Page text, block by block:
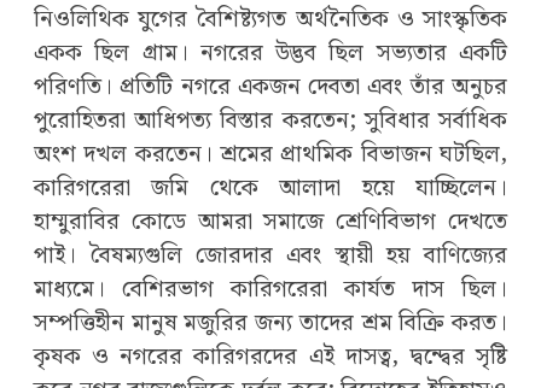
নিওলিথিক যুগের বৈশিষ্ট্যগত অর্থনৈতিক ও সাংস্কৃতিক
একক ছিল গ্রাম। নগরের উদ্ভব ছিল সভ্যতার একটি
পরিণতি। প্রতিটি নগরে একজন দেবতা এবং তাঁর অনুচর
পুরোহিতরা আধিপত্য বিস্তার করতেন; সুবিধার সর্বাধিক
অংশ দখল করতেন। শ্রমের প্রাথমিক বিভাজন ঘটছিল,
কারিগরেরা জমি থেকে আলাদা হয়ে যাচ্ছিলেন।
হাম্মুরাবির কোডে আমরা সমাজে শ্রেণিবিভাগ দেখতে
পাই। বৈষম্যগুলি জোরদার এবং স্থায়ী হয় বাণিজ্যের
মাধ্যমে। বেশিরভাগ কারিগরেরা কার্যত দাস ছিল।
সম্পত্তিহীন মানুষ মজুরির জন্য তাদের শ্রম বিক্রি করত।
কৃষক ও নগরের কারিগরদের এই দাসত্ব, দ্বন্দ্বের সৃষ্টি